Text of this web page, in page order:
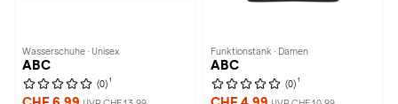
Wasserschuhe · Unisex
ABC
(0) 1
Funktionstank · Damen
ABC
(0) 1